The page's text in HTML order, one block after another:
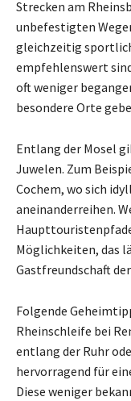
Strecken am
unbefestigten
gleichzeitig
empfehlenswert
oft weniger
besondere Orte
Entlang der Mosel
Juwelen. Zum
Cochem, wo sich
aneinanderreihen.
Möglichkeiten, das
Gastfreundschaft
Folgende
Rheinschleife bei
entlang der Ruhr
hervorragend für
Diese weniger